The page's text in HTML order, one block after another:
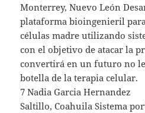
Monterrey, Nuevo León
plataforma bioingenieril
células madre utilizando
con el objetivo de atacar la
convertirá en un futuro no
botella de la terapia celular.
7 Nadia Garcia Hernandez
Saltillo, Coahuila Sistema